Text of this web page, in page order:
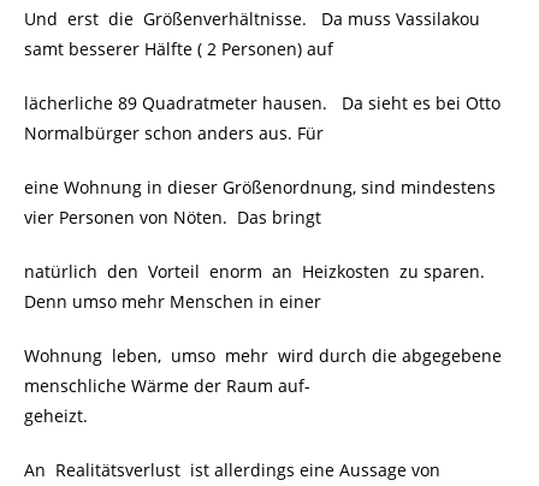
Und erst die Größenverhältnisse. Da muss Vassilakou
samt besserer Hälfte ( 2 Personen) auf
lächerliche 89 Quadratmeter hausen. Da sieht es bei Otto
Normalbürger schon anders aus. Für
eine Wohnung in dieser Größenordnung, sind mindestens
vier Personen von Nöten. Das bringt
natürlich den Vorteil enorm an Heizkosten zu sparen.
Denn umso mehr Menschen in einer
Wohnung leben, umso mehr wird durch die abgegebene
menschliche Wärme der Raum auf-
geheizt.
An Realitätsverlust ist allerdings eine Aussage von